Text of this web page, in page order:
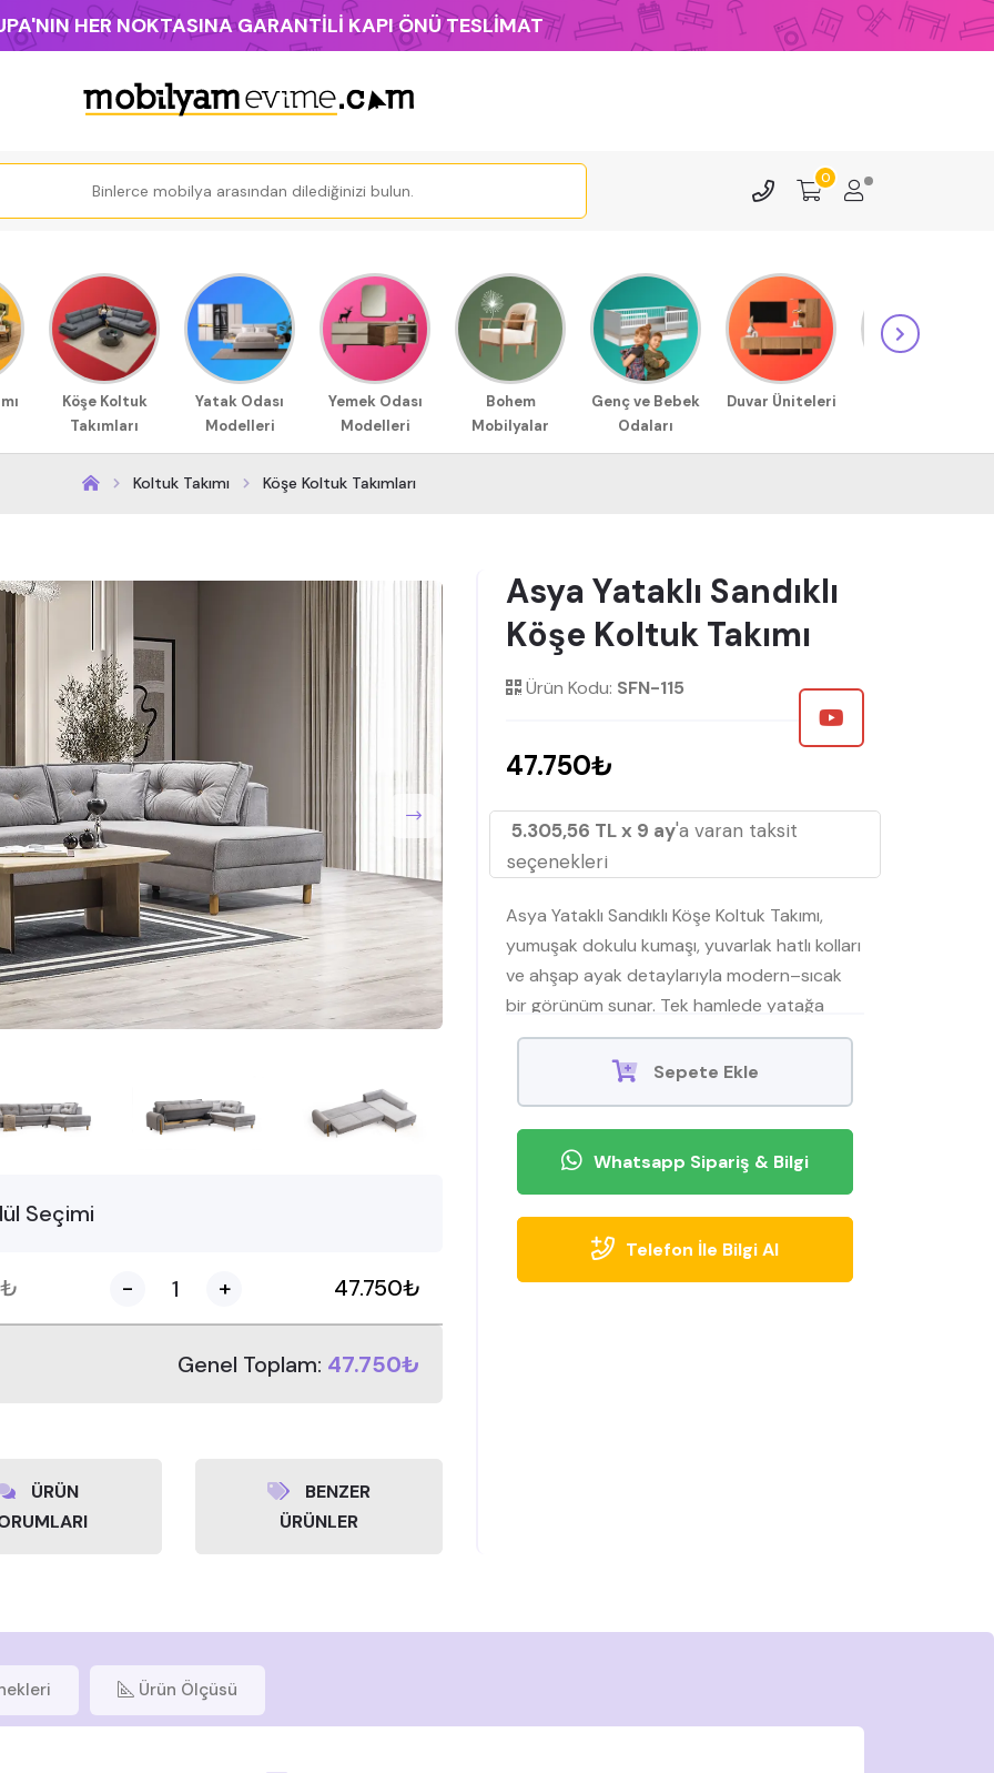
HER NOKTASINA GARANTİLİ KAPI ÖNÜ TESLİMAT
0
Köşe Koltuk
Takımları
Yatak Odası
Modelleri
Yemek Odası
Modelleri
Bohem
Mobilyalar
Genç ve Bebek
Odaları
Duvar Üniteleri
Koltuk Takımı Köşe Koltuk Takımları
Seçimi
₺ - + 47.750₺
Genel Toplam: 47.750₺
ÜRÜN
BENZER
ÜRÜNLER
Asya Yataklı Sandıklı
Köşe Koltuk Takımı
Ürün Kodu: SFN-115
47.750₺
5.305,56 TL x 9 ay'a varan taksit
seçenekleri
Asya Yataklı Sandıklı Köşe Koltuk Takımı,
yumuşak dokulu kumaşı, yuvarlak hatlı kolları
ve ahşap ayak detaylarıyla modern–sıcak
bir görünüm sunar. Tek hamlede yatağa
dönüşen mekanizması ve geniş sandık
depolamasıyla misafir ağırlamayı ve düzeni
sırt minderleriyle günlük konforu tamamlar.
Sepete Ekle
Whatsapp Sipariş & Bilgi
Telefon İle Bilgi Al
Ürün Ölçüsü